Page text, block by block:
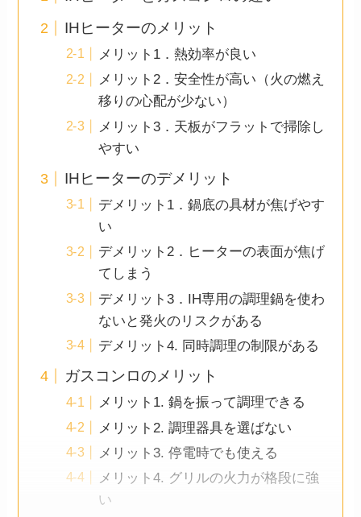
IHヒーターのメリット
メリット1．熱効率が良い
メリット2．安全性が高い（火の燃え
移りの心配が少ない）
メリット3．天板がフラットで掃除し
やすい
IHヒーターのデメリット
デメリット1．鍋底の具材が焦げやす
い
デメリット2．ヒーターの表面が焦げ
てしまう
デメリット3．IH専用の調理鍋を使わ
ないと発火のリスクがある
デメリット4. 同時調理の制限がある
ガスコンロのメリット
メリット1. 鍋を振って調理できる
メリット2. 調理器具を選ばない
メリット3. 停電時でも使える
メリット4. グリルの火力が格段に強
い